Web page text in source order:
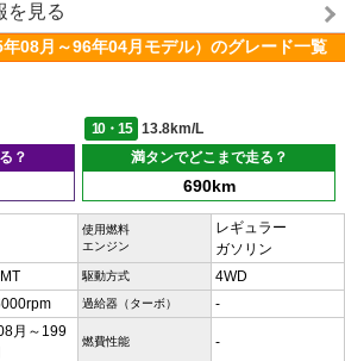
を見る
08月～96年04月モデル）のグレード一覧
10・15
13.8km/L
？
満タンでどこまで走る？
690km
使用燃料
エンジン
レギュラー
ガソリン
駆動方式 4WD
過給器（ターボ） -
月～199
燃費性能 -